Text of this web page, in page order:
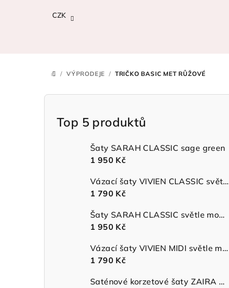
CZK
DOMŮ
/ VÝPRODEJE / TRIČKO BASIC MET RŮŽOVÉ
P
Top 5 produktů
Šaty SARAH CLASSIC sage green
1 950 Kč
Vázací šaty VIVIEN CLASSIC světle růžové
1 790 Kč
Šaty SARAH CLASSIC světle modré
1 950 Kč
Vázací šaty VIVIEN MIDI světle modré shine
1 790 Kč
Saténové korzetové šaty ZAIRA MIDI s ramínky sage green